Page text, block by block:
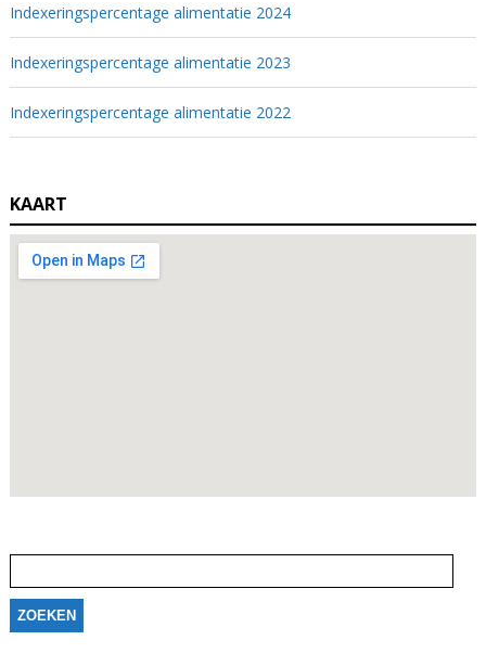
Indexeringspercentage alimentatie 2024
Indexeringspercentage alimentatie 2023
Indexeringspercentage alimentatie 2022
KAART
naar: